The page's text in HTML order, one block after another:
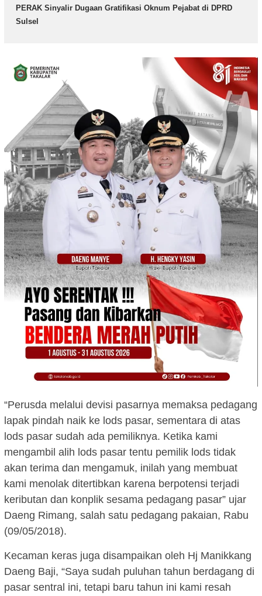
PERAK Sinyalir Dugaan Gratifikasi Oknum Pejabat di DPRD
Sulsel
“Perusda melalui devisi pasarnya memaksa pedagang
lapak pindah naik ke lods pasar, sementara di atas
lods pasar sudah ada pemiliknya. Ketika kami
mengambil alih lods pasar tentu pemilik lods tidak
akan terima dan mengamuk, inilah yang membuat
kami menolak ditertibkan karena berpotensi terjadi
keributan dan konplik sesama pedagang pasar” ujar
Daeng Rimang, salah satu pedagang pakaian, Rabu
(09/05/2018).
Kecaman keras juga disampaikan oleh Hj Manikkang
Daeng Baji, “Saya sudah puluhan tahun berdagang di
pasar sentral ini, tetapi baru tahun ini kami resah